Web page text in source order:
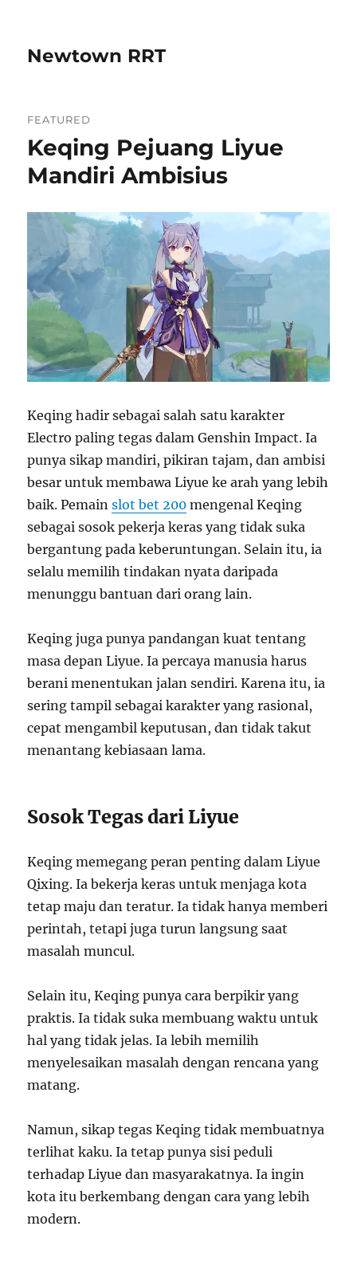
Newtown RRT
FEATURED
Keqing Pejuang Liyue
Mandiri Ambisius
Keqing hadir sebagai salah satu karakter
Electro paling tegas dalam Genshin Impact. Ia
punya sikap mandiri, pikiran tajam, dan ambisi
besar untuk membawa Liyue ke arah yang lebih
baik. Pemainslot bet 200 mengenal Keqing
sebagai sosok pekerja keras yang tidak suka
bergantung pada keberuntungan. Selain itu, ia
selalu memilih tindakan nyata daripada
menunggu bantuan dari orang lain.
Keqing juga punya pandangan kuat tentang
masa depan Liyue. Ia percaya manusia harus
berani menentukan jalan sendiri. Karena itu, ia
sering tampil sebagai karakter yang rasional,
cepat mengambil keputusan, dan tidak takut
menantang kebiasaan lama.
Sosok Tegas dari Liyue
Keqing memegang peran penting dalam Liyue
Qixing. Ia bekerja keras untuk menjaga kota
tetap maju dan teratur. Ia tidak hanya memberi
perintah, tetapi juga turun langsung saat
masalah muncul.
Selain itu, Keqing punya cara berpikir yang
praktis. Ia tidak suka membuang waktu untuk
hal yang tidak jelas. Ia lebih memilih
menyelesaikan masalah dengan rencana yang
matang.
Namun, sikap tegas Keqing tidak membuatnya
terlihat kaku. Ia tetap punya sisi peduli
terhadap Liyue dan masyarakatnya. Ia ingin
kota itu berkembang dengan cara yang lebih
modern.